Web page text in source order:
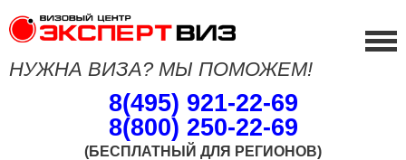
НУЖНА ВИЗА? МЫ ПОМОЖЕМ!
8(495) 921-22-69
8(800) 250-22-69
(БЕСПЛАТНЫЙ ДЛЯ РЕГИОНОВ)